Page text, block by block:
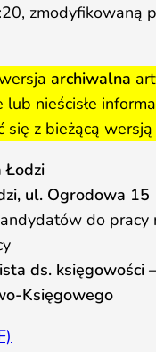
zmodyfikowaną
archiwalna
lub nieścisłe
się z bieżącą wersją
Łodzi
ul. Ogrodowa 15
do pracy
ds. księgowości
Księgowego